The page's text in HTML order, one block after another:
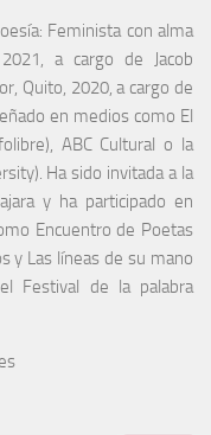
Feminista con alma
a cargo de Jacob
Quito, 2020, a cargo de
en medios como El
ABC Cultural o la
Ha sido invitada a la
y ha participado en
Encuentro de Poetas
y Las líneas de su mano
Festival de la palabra